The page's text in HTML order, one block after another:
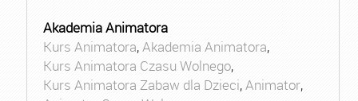
Akademia Animatora
Kurs Animatora,Akademia Animatora,
Kurs Animatora Czasu Wolnego,
Kurs Animatora Zabaw dla Dzieci,Animator,